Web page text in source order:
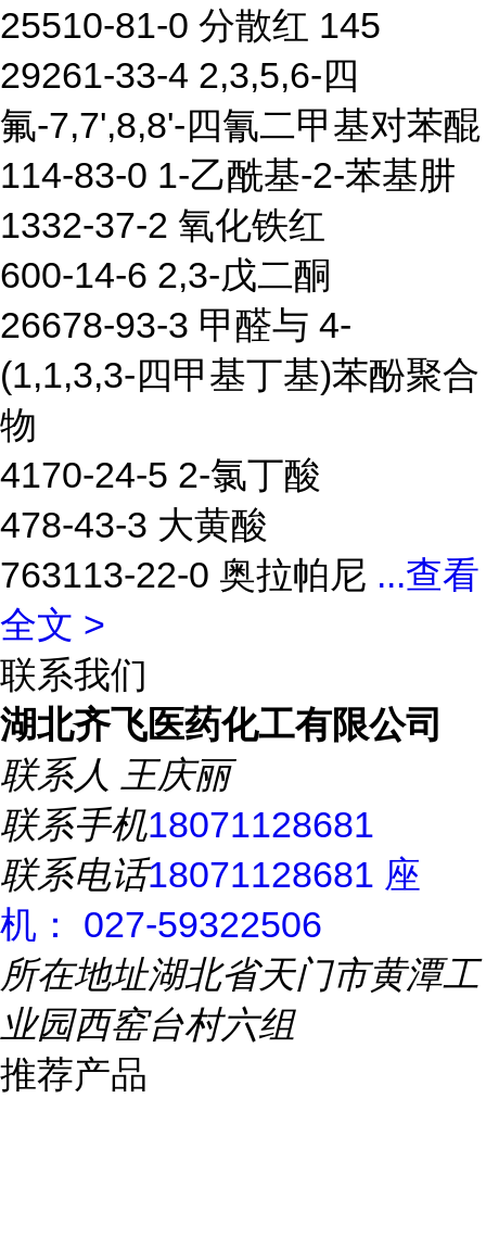
25510-81-0 分散红 145
29261-33-4 2,3,5,6-四
氟-7,7',8,8'-四氰二甲基对苯醌
114-83-0 1-乙酰基-2-苯基肼
1332-37-2 氧化铁红
600-14-6 2,3-戊二酮
26678-93-3 甲醛与 4-
(1,1,3,3-四甲基丁基)苯酚聚合
物
4170-24-5 2-氯丁酸
478-43-3 大黄酸
763113-22-0 奥拉帕尼 ...查看
全文 >
联系我们
湖北齐飞医药化工有限公司
联系人 王庆丽
联系手机18071128681
联系电话18071128681 座
机： 027-59322506
所在地址湖北省天门市黄潭工
业园西窑台村六组
推荐产品